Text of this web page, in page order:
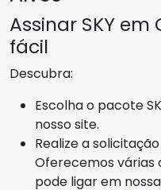
Assinar SKY
fácil
Descubra:
Escolha o pacote
nosso site.
Realize a
Oferecemos várias
pode ligar em nossa